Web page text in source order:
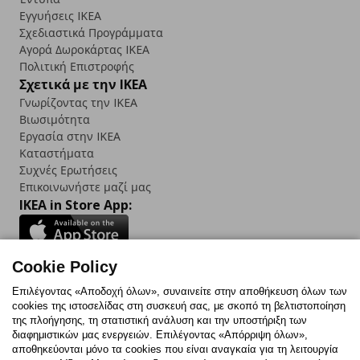
Εγγυήσεις IKEA
Σχεδιαστικά Προγράμματα
Αγορά Δωρoκάρτας IKEA
Πολιτική Επιστροφής
Σχετικά με την IKEA
Γνωρίζοντας την IKEA
Βιωσιμότητα
Εργασία στην IKEA
Καταστήματα
Συχνές Ερωτήσεις
Επικοινωνήστε μαζί μας
IKEA in Store App:
Follow us:
FacebookInstagram
TikTokYoutubePinterestTwitter
Cookie Policy
Επιλέγοντας «Αποδοχή όλων», συναινείτε στην αποθήκευση όλων των
cookies της ιστοσελίδας στη συσκευή σας, με σκοπό τη βελτιστοποίηση
της πλοήγησης, τη στατιστική ανάλυση και την υποστήριξη των
διαφημιστικών μας ενεργειών. Επιλέγοντας «Απόρριψη όλων»,
αποθηκεύονται μόνο τα cookies που είναι αναγκαία για τη λειτουργία